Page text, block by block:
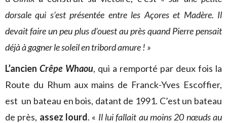
dorsale qui s’est présentée entre les Açores et Madère. Il
devait faire un peu plus d’ouest au près quand Pierre pensait
déjà à gagner le soleil en tribord amure ! »
L’ancien Crêpe Whaou, qui a remporté par deux fois la
Route du Rhum aux mains de Franck-Yves Escoffier,
est un bateau en bois, datant de 1991. C’est un bateau
de près, assez lourd. « Il lui fallait au moins 20 nœuds au